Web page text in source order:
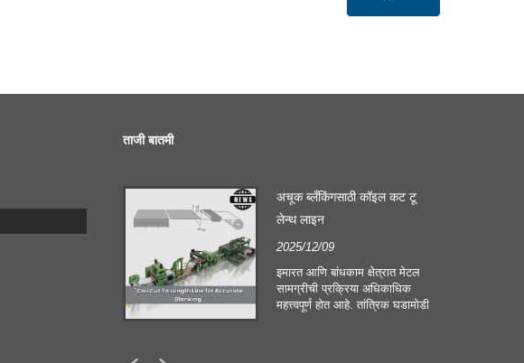
ताजी बातमी
अचूक ब्लँकिंगसाठी कॉइल कट टू
लेन्थ लाइन
2025/12/09
इमारत आणि बांधकाम क्षेत्रात मेटल
सामग्रीची प्रक्रिया अधिकाधिक
महत्त्वपूर्ण होत आहे. तांत्रिक घडामोडी